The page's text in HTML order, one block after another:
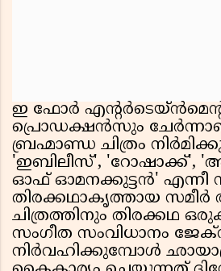
ഇ ഫോർ
പ്രൊഡക്ഷൻസും
ബ്രഹ്മാണ്ഡ ചിത്രം
'ഇബിലീസ്', 'റോഷാക്ക്',
ഓഫ് ഓമനക്കുട്ടൻ' എന്നീ
തിരക്കഥാകൃത്തായ
ചിത്രത്തിനും തിരക്കഥ
സംഗീത സംവിധാനം
നിർവഹിക്കുമ്പോൾ